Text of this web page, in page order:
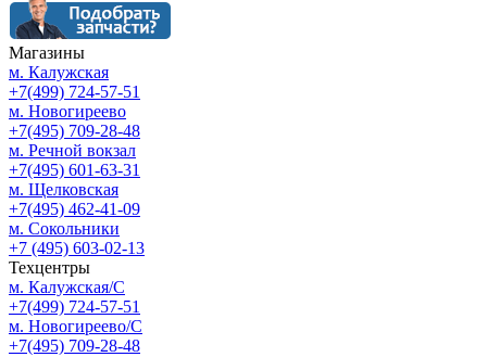
Магазины
м. Калужская
+7(499) 724-57-51
м. Новогиреево
+7(495) 709-28-48
м. Речной вокзал
+7(495) 601-63-31
м. Щелковская
+7(495) 462-41-09
м. Сокольники
+7 (495) 603-02-13
Техцентры
м. Калужская/С
+7(499) 724-57-51
м. Новогиреево/С
+7(495) 709-28-48